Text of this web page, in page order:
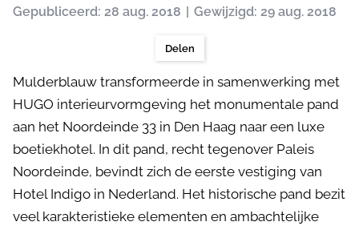
Gepubliceerd: 28 aug. 2018 Gewijzigd: 29 aug. 2018
Delen
Mulderblauw transformeerde in samenwerking met
HUGO interieurvormgeving het monumentale pand
aan het Noordeinde 33 in Den Haag naar een luxe
boetiekhotel. In dit pand, recht tegenover Paleis
Noordeinde, bevindt zich de eerste vestiging van
Hotel Indigo in Nederland. Het historische pand bezit
veel karakteristieke elementen en ambachtelijke